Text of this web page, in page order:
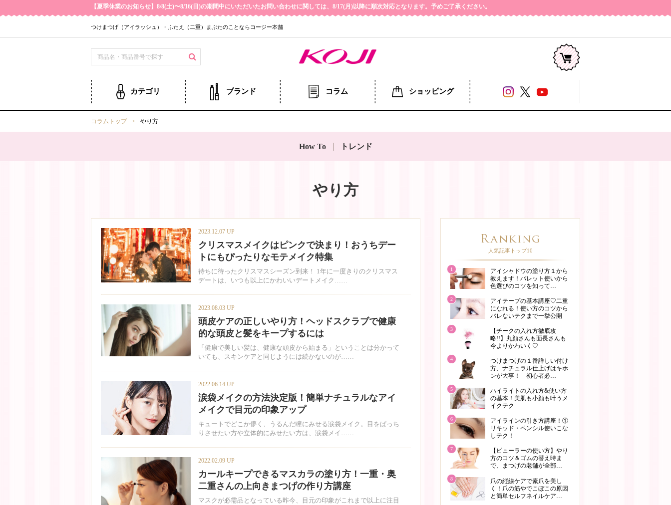
【夏季休業のお知らせ】8/8(土)〜8/16(日)の期間中にいただいたお問い合わせに関しては、8/17(月)以降に順次対応となります。予めご了承ください。
つけまつげ（アイラッシュ）・ふたえ（二重）まぶたのことならコージー本舗
コージー本舗
カテゴリ ブランド コラム ショッピング
コラムトップ やり方
How To トレンド
やり方
2023.12.07 UP
クリスマスメイクはピンクで決まり！おうちデー
トにもぴったりなモテメイク特集
待ちに待ったクリスマスシーズン到来！ 1年に一度きりのクリスマス
デートは、いつも以上にかわいいデートメイク……
2023.08.03 UP
頭皮ケアの正しいやり方！ヘッドスクラブで健康
的な頭皮と髪をキープするには
「健康で美しい髪は、健康な頭皮から始まる」ということは分かって
いても、スキンケアと同じようには続かないのが……
2022.06.14 UP
涙袋メイクの方法決定版！簡単ナチュラルなアイ
メイクで目元の印象アップ
キュートでどこか儚く、うるんだ瞳にみせる涙袋メイク。目をぱっち
りさせたい方や立体的にみせたい方は、涙袋メイ……
2022.02.09 UP
カールキープできるマスカラの塗り方！一重・奥
二重さんの上向きまつげの作り方講座
マスクが必需品となっている昨今、目元の印象がこれまで以上に注目
人気記事トップ10
1
アイシャドウの塗り方１から
教えます！パレット使いから
色選びのコツを知って…
2
アイテープの基本講座♡二重
になれる！使い方のコツから
バレないテクまで一挙公開
3
【チークの入れ方徹底攻
略!!】丸顔さんも面長さんも
今よりかわいく♡
4
つけまつげの１番詳しい付け
方、ナチュラル仕上げはキホ
ンが大事！ 初心者必…
5
ハイライトの入れ方&使い方
の基本！美肌も小顔も叶うメ
イクテク
6
アイラインの引き方講座！①
リキッド・ペンシル使いこな
しテク！
7
【ビューラーの使い方】やり
方のコツ＆ゴムの替え時ま
で、まつげの老舗が全部…
8
爪の縦線ケアで素爪を美し
く！爪の筋やでこぼこの原因
と簡単セルフネイルケア…